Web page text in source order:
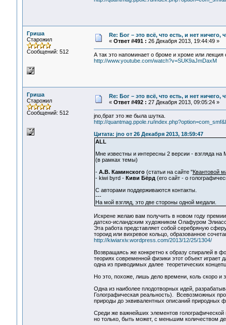
Гриша
Старожил
Сообщений: 512
Re: Бог – это всё, что есть, и нет
« Ответ #491 : 26 Декабря 2013, 19:44:49 »
А так это напоминает о броме и хроме или
http://www.youtube.com/watch?v=SUK9aJmDaxM
Гриша
Старожил
Сообщений: 512
Re: Бог – это всё, что есть, и нет
« Ответ #492 : 27 Декабря 2013, 09:05:24 »
jno,брат это же была шутка.
http://quantmag.ppole.ru/
Цитата: jno от 26 Декабря 2013, 18:59:47
ALL
Мне известны и интересны 2 версии - взгляда на
(в рамках темы)
- А.В. Каминского(статьи на сайте "Квантовой
- kiwi byrd - Киви Бёрд (его сайт - о
С авторами поддерживаются контакты.
---
На мой взгляд, это две стороны одной медали.
Искрене желаю вам получить в новом году
датско-исландским художником Олафуром
Эта работа представляет собой серебряную
тороид или вихревое кольцо, образованное
http://kiwiarxiv.wordpress.com/2013/12/25/1304/
Возвращаясь же конкретно к образу спиралей в
теориях современной физики этот объект играет
одна из приводимых далее теоретических
Но это, похоже, лишь дело времени, коль скоро и
Одна из наиболее плодотворных идей,
Голографическая реальность). Всевозможных
природы до эквивалентных описаний природных
Среди же важнейших элементов
но только, быть может, с меньшим количеством